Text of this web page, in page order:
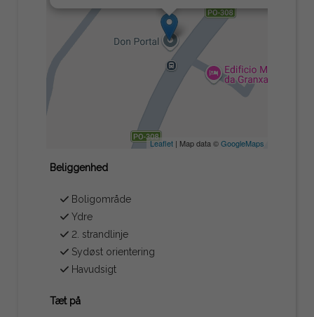
Leaflet| Map data ©GoogleMaps
Beliggenhed
Boligområde
Ydre
2. strandlinje
Sydøst orientering
Havudsigt
Tæt på